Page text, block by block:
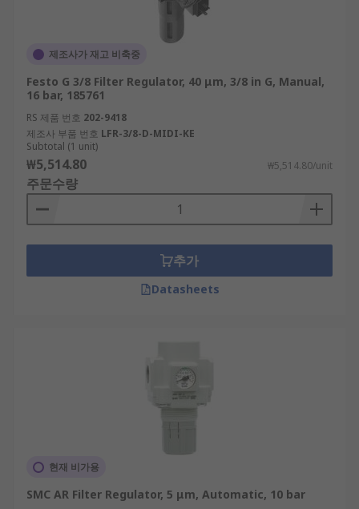
제조사가 재고 비축중
Festo G 3/8 Filter Regulator, 40 μm, 3/8 in G, Manual,
16 bar, 185761
RS 제품 번호 202-9418
제조사 부품 번호 LFR-3/8-D-MIDI-KE
Subtotal (1 unit)
₩5,514.80 ₩5,514.80/unit
주문수량
추가
Datasheets
현재 비가용
SMC AR Filter Regulator, 5 μm, Automatic, 10 bar